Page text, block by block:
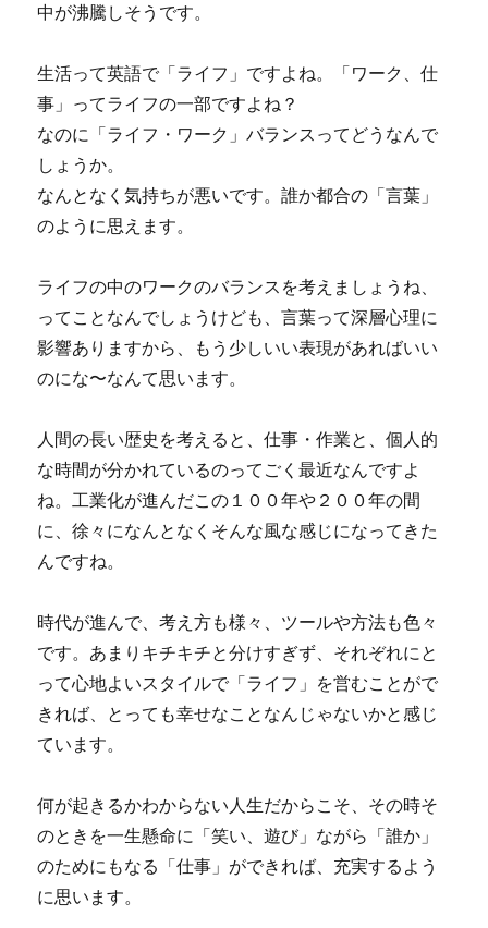
中が沸騰しそうです。
生活って英語で「ライフ」ですよね。「ワーク、仕
事」ってライフの一部ですよね？
なのに「ライフ・ワーク」バランスってどうなんで
しょうか。
なんとなく気持ちが悪いです。誰か都合の「言葉」
のように思えます。
ライフの中のワークのバランスを考えましょうね、
ってことなんでしょうけども、言葉って深層心理に
影響ありますから、もう少しいい表現があればいい
のにな〜なんて思います。
人間の長い歴史を考えると、仕事・作業と、個人的
な時間が分かれているのってごく最近なんですよ
ね。工業化が進んだこの１００年や２００年の間
に、徐々になんとなくそんな風な感じになってきた
んですね。
時代が進んで、考え方も様々、ツールや方法も色々
です。あまりキチキチと分けすぎず、それぞれにと
って心地よいスタイルで「ライフ」を営むことがで
きれば、とっても幸せなことなんじゃないかと感じ
ています。
何が起きるかわからない人生だからこそ、その時そ
のときを一生懸命に「笑い、遊び」ながら「誰か」
のためにもなる「仕事」ができれば、充実するよう
に思います。